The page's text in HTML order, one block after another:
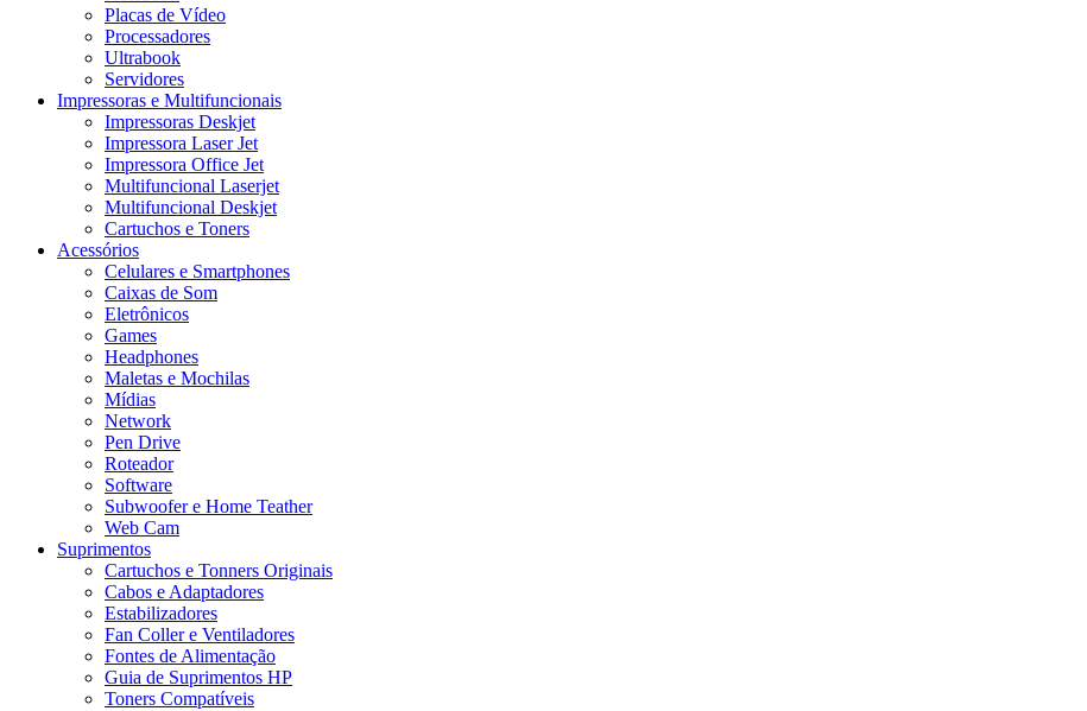
Placas de Vídeo
Processadores
Ultrabook
Servidores
Impressoras e Multifuncionais
Impressoras Deskjet
Impressora Laser Jet
Impressora Office Jet
Multifuncional Laserjet
Multifuncional Deskjet
Cartuchos e Toners
Acessórios
Celulares e Smartphones
Caixas de Som
Eletrônicos
Games
Headphones
Maletas e Mochilas
Mídias
Network
Pen Drive
Roteador
Software
Subwoofer e Home Teather
Web Cam
Suprimentos
Cartuchos e Tonners Originais
Cabos e Adaptadores
Estabilizadores
Fan Coller e Ventiladores
Fontes de Alimentação
Guia de Suprimentos HP
Toners Compatíveis